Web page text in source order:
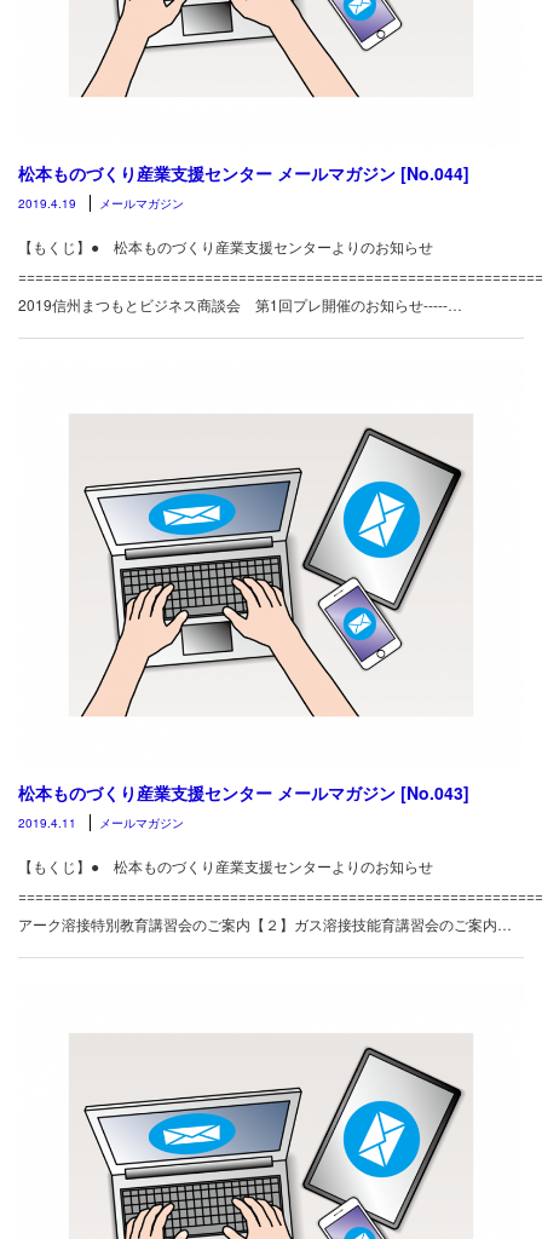
松本ものづくり産業支援センター メールマガジン [No.044]
2019.4.19 メールマガジン
【もくじ】● 松本ものづくり産業支援センターよりのお知らせ
2019信州まつもとビジネス商談会 第1回プレ開催のお知らせ-----…
松本ものづくり産業支援センター メールマガジン [No.043]
2019.4.11 メールマガジン
【もくじ】● 松本ものづくり産業支援センターよりのお知らせ
アーク溶接特別教育講習会のご案内【２】ガス溶接技能育講習会のご案内…